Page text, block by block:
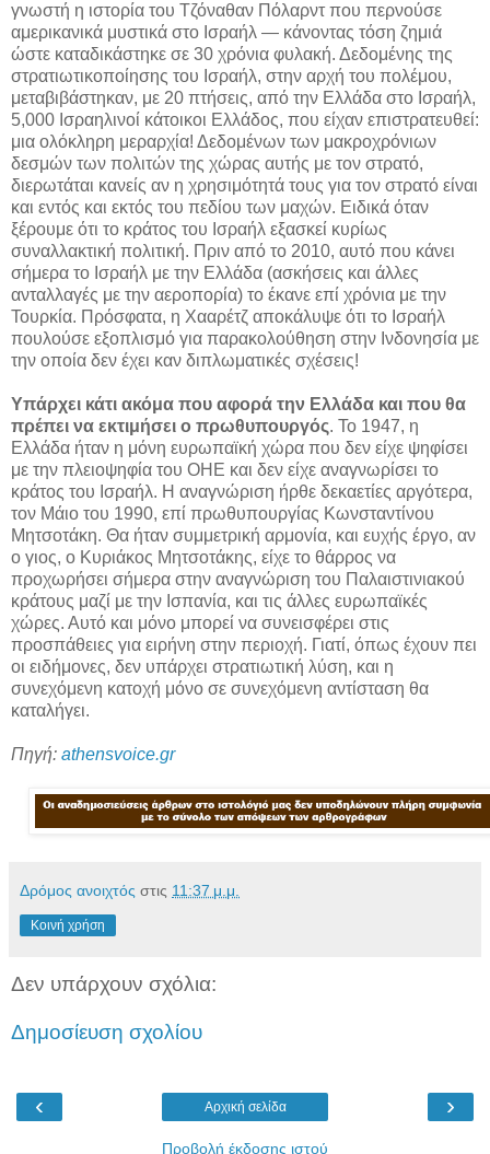
γνωστή η ιστορία του Τζόναθαν Πόλαρντ που περνούσε
αμερικανικά μυστικά στο Ισραήλ — κάνοντας τόση ζημιά
ώστε καταδικάστηκε σε 30 χρόνια φυλακή. Δεδομένης της
στρατιωτικοποίησης του Ισραήλ, στην αρχή του πολέμου,
μεταβιβάστηκαν, με 20 πτήσεις, από την Ελλάδα στο Ισραήλ,
5,000 Ισραηλινοί κάτοικοι Ελλάδος, που είχαν επιστρατευθεί:
μια ολόκληρη μεραρχία! Δεδομένων των μακροχρόνιων
δεσμών των πολιτών της χώρας αυτής με τον στρατό,
διερωτάται κανείς αν η χρησιμότητά τους για τον στρατό είναι
και εντός και εκτός του πεδίου των μαχών. Ειδικά όταν
ξέρουμε ότι το κράτος του Ισραήλ εξασκεί κυρίως
συναλλακτική πολιτική. Πριν από το 2010, αυτό που κάνει
σήμερα το Ισραήλ με την Ελλάδα (ασκήσεις και άλλες
ανταλλαγές με την αεροπορία) το έκανε επί χρόνια με την
Τουρκία. Πρόσφατα, η Χααρέτζ αποκάλυψε ότι το Ισραήλ
πουλούσε εξοπλισμό για παρακολούθηση στην Ινδονησία με
την οποία δεν έχει καν διπλωματικές σχέσεις!
Υπάρχει κάτι ακόμα που αφορά την Ελλάδα και που θα
πρέπει να εκτιμήσει ο πρωθυπουργός. To 1947, η
Ελλάδα ήταν η μόνη ευρωπαϊκή χώρα που δεν είχε ψηφίσει
με την πλειοψηφία του ΟΗΕ και δεν είχε αναγνωρίσει το
κράτος του Ισραήλ. Η αναγνώριση ήρθε δεκαετίες αργότερα,
τον Μάιο του 1990, επί πρωθυπουργίας Κωνσταντίνου
Μητσοτάκη. Θα ήταν συμμετρική αρμονία, και ευχής έργο, αν
ο γιος, ο Κυριάκος Μητσοτάκης, είχε το θάρρος να
προχωρήσει σήμερα στην αναγνώριση του Παλαιστινιακού
κράτους μαζί με την Ισπανία, και τις άλλες ευρωπαϊκές
χώρες. Αυτό και μόνο μπορεί να συνεισφέρει στις
προσπάθειες για ειρήνη στην περιοχή. Γιατί, όπως έχουν πει
οι ειδήμονες, δεν υπάρχει στρατιωτική λύση, και η
συνεχόμενη κατοχή μόνο σε συνεχόμενη αντίσταση θα
καταλήγει.
Πηγή: athensvoice.gr
Δρόμος ανοιχτός στις 11:37 μ.μ.
Κοινή χρήση
Δεν υπάρχουν σχόλια:
Δημοσίευση σχολίου
‹ ›
Αρχική σελίδα
Προβολή έκδοσης ιστού